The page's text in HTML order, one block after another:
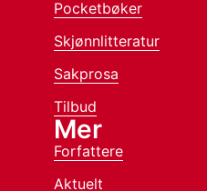
Pocketbøker
Skjønnlitteratur
Sakprosa
Tilbud
Mer
Forfattere
Aktuelt